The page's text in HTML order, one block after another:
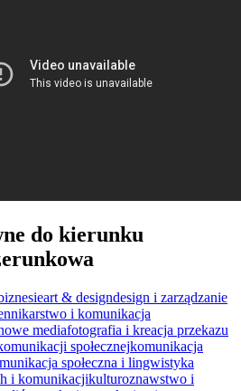
do kierunku
art & designdesign i zarządzanie
i komunikacja
mediafotografia i kreacja przekazu
społecznejkomunikacja
społeczna i lingwistyka
i komunikacjikulturoznawstwo i